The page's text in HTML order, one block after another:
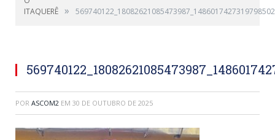
ITAQUERÊ »
POR ASCOM2 EM 30 DE OUTUBRO DE 2025